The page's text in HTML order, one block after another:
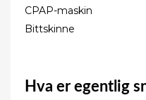
CPAP-maskin
Bittskinne
Hva er egentlig